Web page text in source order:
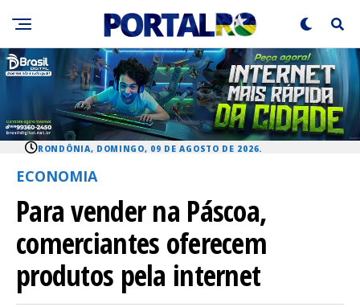
RONDÔNIA, DOMINGO, 09 DE AGOSTO DE 2026.
ECONOMIA
Para vender na Páscoa,
comerciantes oferecem
produtos pela internet